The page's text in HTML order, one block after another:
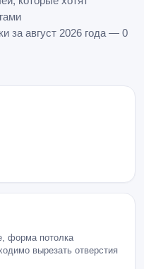
за август 2026 года — 0
форма потолка
вырезать отверстия